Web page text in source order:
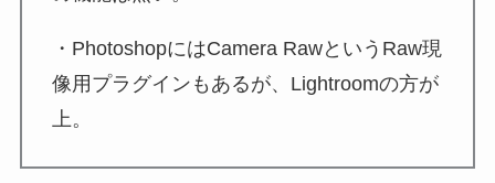
・PhotoshopにはCamera RawというRaw現
像用プラグインもあるが、Lightroomの方が
上。